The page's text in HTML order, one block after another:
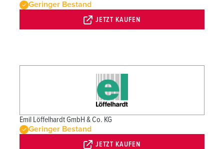
Geringer Bestand
JETZT KAUFEN
Emil Löffelhardt GmbH & Co. KG
Geringer Bestand
JETZT KAUFEN